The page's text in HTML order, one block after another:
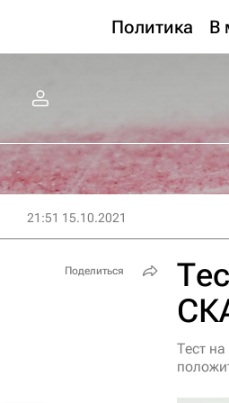
Политика В
21:51 15.10.2021
Тест
Поделиться